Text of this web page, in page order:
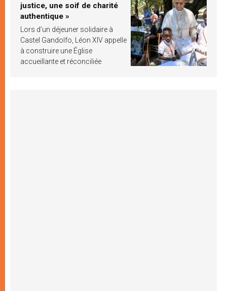
justice, une soif de charité
authentique »
Lors d’un déjeuner solidaire à
Castel Gandolfo, Léon XIV appelle
à construire une Église
accueillante et réconciliée